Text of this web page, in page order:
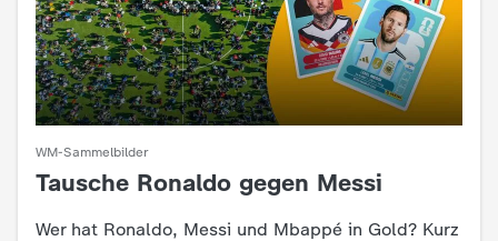
WM-Sammelbilder
:
Tausche Ronaldo gegen Messi
Wer hat Ronaldo, Messi und Mbappé in Gold? Kurz